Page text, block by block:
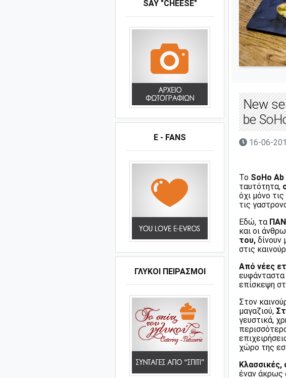
SAY "CHEESE"
E - FANS
ΓΛΥΚΟΊ ΠΕΙΡΑΣΜΟΊ
New
be
16-06-
Το SoHo Ab
ταυτότητα,
όχι μόνο
τις
Εδώ, τα
και οι
του, δίνουν
στις
Από νέες
ευφάνταστα
επίσκεψη
Στον
μαγαζιού,
γευστικά,
χώρο της
Κλασσικές,
έναν άκρως